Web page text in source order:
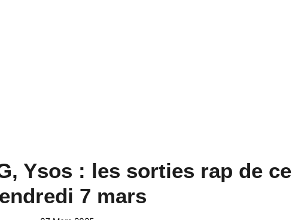
Ysos : les sorties rap de ce
7 mars